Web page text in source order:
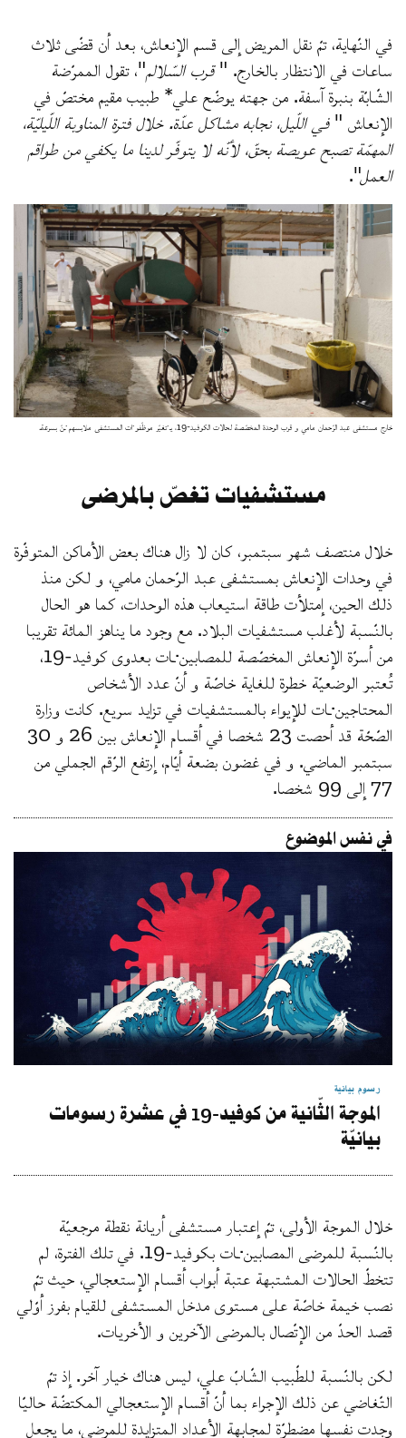
في النّهاية، تمّ نقل المريض إلى قسم الإنعاش، بعد أن قضّى ثلاث
ساعات في الانتظار بالخارج. "قرب السّلالم"، تقول الممرّضة
الشّابّة بنبرة آسفة. من جهته يوضّح علي* طبيب مقيم مختصّ في
الإنعاش "في اللّيل، نجابه مشاكل عدّة. خلال فترة المناوبة اللّيليّة،
المهمّة تصبح عويصة بحقّ، لأنّه لا يتوفّر لدينا ما يكفي من طواقم
العمل".
خارج مستشفى عبد الرّحمان مامي و قرب الوحدة المخصّصة لحالات الكوفيد-19، يـ·تغيّر موظّفو·ات المستشفى ملابسهم·ـنّ بسرعة.
مستشفيات تغصّ بالمرضى
خلال منتصف شهر سبتمبر، كان لا زال هناك بعض الأماكن المتوفّرة
في وحدات الإنعاش بمستشفى عبد الرّحمان مامي، و لكن منذ
ذلك الحين، إمتلأت طاقة استيعاب هذه الوحدات، كما هو الحال
بالنّسبة لأغلب مستشفيات البلاد. مع وجود ما يناهز المائة تقريبا
من أسرّة الإنعاش المخصّصة للمصابين·ـات بعدوى كوفيد-19،
تُعتبر الوضعيّة خطرة للغاية خاصّة و أنّ عدد الأشخاص
المحتاجين·ـات للإيواء بالمستشفيات في تزايد سريع. كانت وزارة
الصّحّة قد أحصت 23 شخصا في أقسام الإنعاش بين 26 و 30
سبتمبر الماضي. و في غضون بضعة أيّام، إرتفع الرّقم الجملي من
77 إلى 99 شخصا.
في نفس الموضوع
رسوم بيانية
الموجة الثّانية من كوفيد-19 في عشرة رسومات
بيانيّة
خلال الموجة الأولى، تمّ إعتبار مستشفى أريانة نقطة مرجعيّة
بالنّسبة للمرضى المصابين·ـات بكوفيد-19. في تلك الفترة، لم
تتخطّ الحالات المشتبهة عتبة أبواب أقسام الإستعجالي، حيث تمّ
نصب خيمة خاصّة على مستوى مدخل المستشفى للقيام بفرز أوّلي
قصد الحدّ من الإتّصال بالمرضى الآخرين و الأخريات.
لكن بالنّسبة للطّبيب الشّابّ علي، ليس هناك خيار آخر. إذ تمّ
التّغاضي عن ذلك الإجراء بما أنّ أقسام الإستعجالي المكتضّة حاليّا
وجدت نفسها مضطرّة لمجابهة الأعداد المتزايدة للمرضى، ما يجعل